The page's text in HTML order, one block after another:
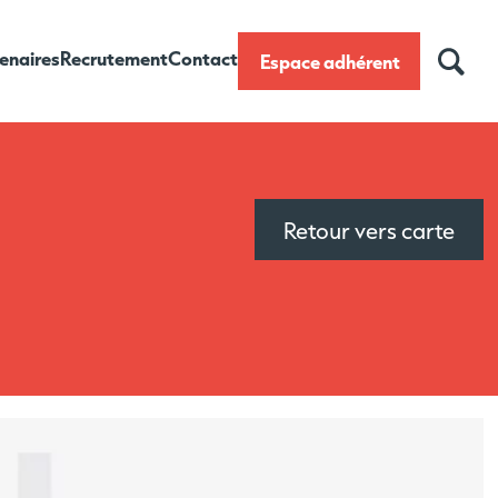
RecrutementContact Espace adhérent
Retour vers carte